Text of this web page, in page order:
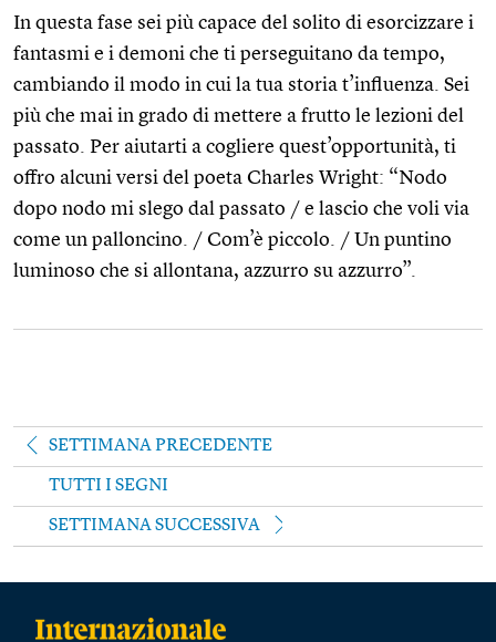
In questa fase sei più capace del solito di esorcizzare i
fantasmi e i demoni che ti perseguitano da tempo,
cambiando il modo in cui la tua storia t’influenza. Sei
più che mai in grado di mettere a frutto le lezioni del
passato. Per aiutarti a cogliere quest’opportunità, ti
offro alcuni versi del poeta Charles Wright: “Nodo
dopo nodo mi slego dal passato / e lascio che voli via
come un palloncino. / Com’è piccolo. / Un puntino
luminoso che si allontana, azzurro su azzurro”.
SETTIMANA PRECEDENTE
TUTTI I SEGNI
SETTIMANA SUCCESSIVA